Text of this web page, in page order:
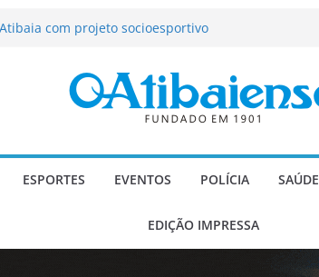
e Morango abre programação
infantis e valorização dos produtores
a deputado estadual é
ESPORTES EVENTOS POLÍCIA SAÚDE
EDIÇÃO IMPRESSA